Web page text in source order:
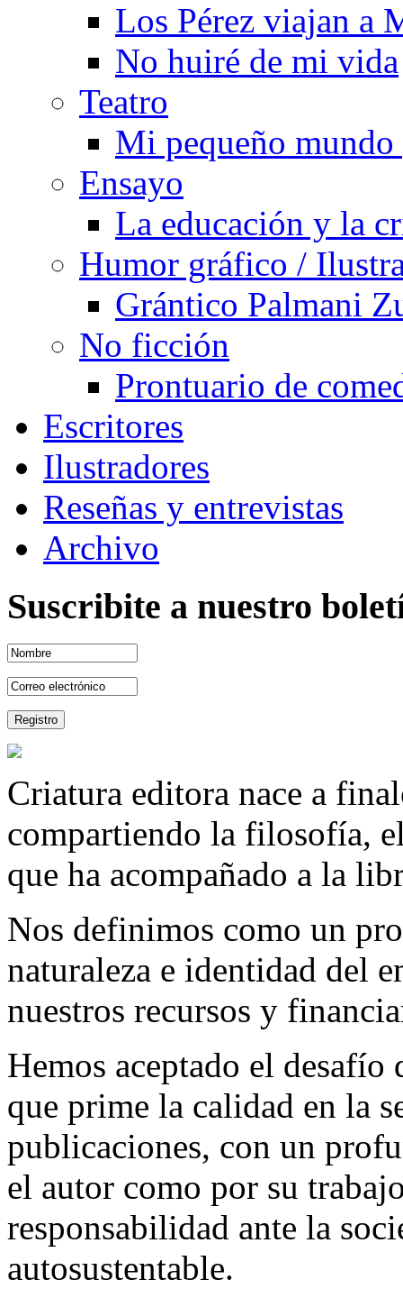
Los Pérez viajan a
No huiré de mi vida
Teatro
Mi pequeño
Ensayo
La educación y la
Humor gráfico /
Grántico Palmani
No ficción
Prontuario de
Escritores
Ilustradores
Reseñas y entrevistas
Archivo
Suscribite a nuestro
Criatura editora nace a
compartiendo la filosofía,
que ha acompañado a la
Nos definimos como un
naturaleza e identidad del
nuestros recursos y
Hemos aceptado el
que prime la calidad en la
publicaciones, con un
el autor como por su
responsabilidad ante la
autosustentable.